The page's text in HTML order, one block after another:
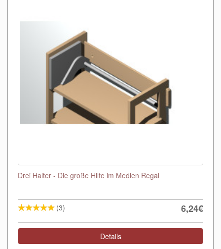
Drei Halter - Die große Hilfe im Medien Regal
(3) 6,24€
Details